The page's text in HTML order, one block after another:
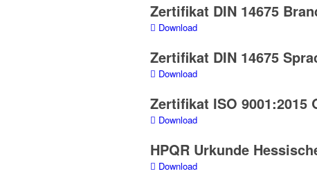
Zertifikat DIN 14675
Download
Zertifikat DIN 14675
Download
Zertifikat ISO 9001:2015
Download
HPQR Urkunde
Download